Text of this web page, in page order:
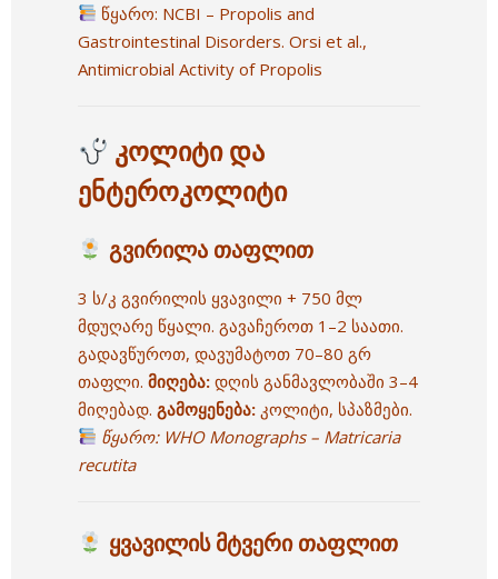
წყარო: NCBI – Propolis and
Gastrointestinal Disorders. Orsi et al.,
Antimicrobial Activity of Propolis
კოლიტი და
ენტეროკოლიტი
გვირილა თაფლით
3 ს/კ გვირილის ყვავილი + 750 მლ
მდუღარე წყალი. გავაჩეროთ 1–2 საათი.
გადავწუროთ, დავუმატოთ 70–80 გრ
თაფლი. მიღება: დღის განმავლობაში 3–4
მიღებად. გამოყენება: კოლიტი, სპაზმები.
წყარო: WHO Monographs – Matricaria
recutita
ყვავილის მტვერი თაფლით